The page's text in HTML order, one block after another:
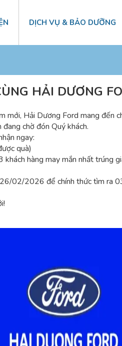
DỊCH VỤ & BẢO DƯỠNG
HẢI DƯƠNG
mới, Hải Dương Ford mang
chờ đón Quý khách.
ngay:
quà)
hàng may mắn nhất trúng
02/2026 để chính thức tìm ra